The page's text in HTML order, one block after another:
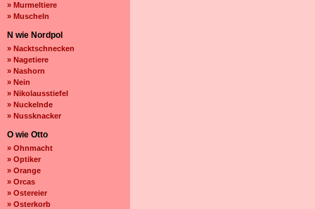
» Murmeltiere
» Muscheln
N wie Nordpol
» Nacktschnecken
» Nagetiere
» Nashorn
» Nein
» Nikolausstiefel
» Nuckelnde
» Nussknacker
O wie Otto
» Ohnmacht
» Optiker
» Orange
» Orcas
» Ostereier
» Osterkorb